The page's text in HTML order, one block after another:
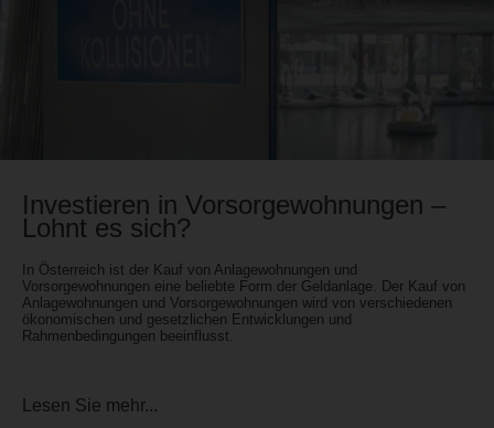
Investieren in Vorsorgewohnungen –
Lohnt es sich?
In Österreich ist der Kauf von Anlagewohnungen und
Vorsorgewohnungen eine beliebte Form der Geldanlage. Der Kauf von
Anlagewohnungen und Vorsorgewohnungen wird von verschiedenen
ökonomischen und gesetzlichen Entwicklungen und
Rahmenbedingungen beeinflusst.
Lesen Sie mehr...